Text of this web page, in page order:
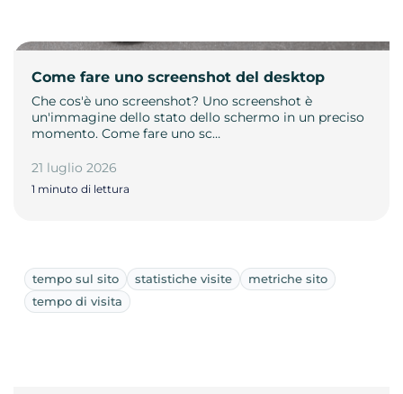
Come fare uno screenshot del desktop
Che cos'è uno screenshot? Uno screenshot è
un'immagine dello stato dello schermo in un preciso
momento. Come fare uno sc…
21 luglio 2026
1 minuto di lettura
tempo sul sito statistiche visite
metriche sito
tempo di visita